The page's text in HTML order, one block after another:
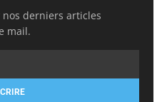
derniers articles
mail.